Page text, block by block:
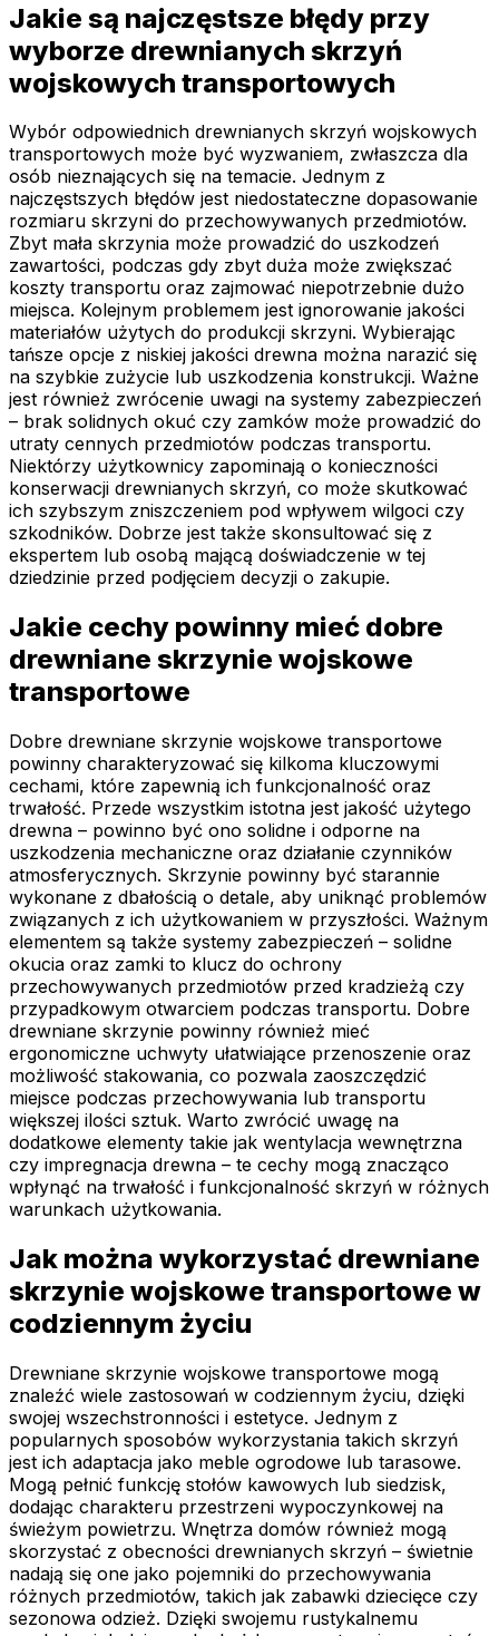
Jakie są najczęstsze błędy przy
wyborze drewnianych skrzyń
wojskowych transportowych
Wybór odpowiednich drewnianych skrzyń wojskowych
transportowych może być wyzwaniem, zwłaszcza dla
osób nieznających się na temacie. Jednym z
najczęstszych błędów jest niedostateczne dopasowanie
rozmiaru skrzyni do przechowywanych przedmiotów.
Zbyt mała skrzynia może prowadzić do uszkodzeń
zawartości, podczas gdy zbyt duża może zwiększać
koszty transportu oraz zajmować niepotrzebnie dużo
miejsca. Kolejnym problemem jest ignorowanie jakości
materiałów użytych do produkcji skrzyni. Wybierając
tańsze opcje z niskiej jakości drewna można narazić się
na szybkie zużycie lub uszkodzenia konstrukcji. Ważne
jest również zwrócenie uwagi na systemy zabezpieczeń
– brak solidnych okuć czy zamków może prowadzić do
utraty cennych przedmiotów podczas transportu.
Niektórzy użytkownicy zapominają o konieczności
konserwacji drewnianych skrzyń, co może skutkować
ich szybszym zniszczeniem pod wpływem wilgoci czy
szkodników. Dobrze jest także skonsultować się z
ekspertem lub osobą mającą doświadczenie w tej
dziedzinie przed podjęciem decyzji o zakupie.
Jakie cechy powinny mieć dobre
drewniane skrzynie wojskowe
transportowe
Dobre drewniane skrzynie wojskowe transportowe
powinny charakteryzować się kilkoma kluczowymi
cechami, które zapewnią ich funkcjonalność oraz
trwałość. Przede wszystkim istotna jest jakość użytego
drewna – powinno być ono solidne i odporne na
uszkodzenia mechaniczne oraz działanie czynników
atmosferycznych. Skrzynie powinny być starannie
wykonane z dbałością o detale, aby uniknąć problemów
związanych z ich użytkowaniem w przyszłości. Ważnym
elementem są także systemy zabezpieczeń – solidne
okucia oraz zamki to klucz do ochrony
przechowywanych przedmiotów przed kradzieżą czy
przypadkowym otwarciem podczas transportu. Dobre
drewniane skrzynie powinny również mieć
ergonomiczne uchwyty ułatwiające przenoszenie oraz
możliwość stakowania, co pozwala zaoszczędzić
miejsce podczas przechowywania lub transportu
większej ilości sztuk. Warto zwrócić uwagę na
dodatkowe elementy takie jak wentylacja wewnętrzna
czy impregnacja drewna – te cechy mogą znacząco
wpłynąć na trwałość i funkcjonalność skrzyń w różnych
warunkach użytkowania.
Jak można wykorzystać drewniane
skrzynie wojskowe transportowe w
codziennym życiu
Drewniane skrzynie wojskowe transportowe mogą
znaleźć wiele zastosowań w codziennym życiu, dzięki
swojej wszechstronności i estetyce. Jednym z
popularnych sposobów wykorzystania takich skrzyń
jest ich adaptacja jako meble ogrodowe lub tarasowe.
Mogą pełnić funkcję stołów kawowych lub siedzisk,
dodając charakteru przestrzeni wypoczynkowej na
świeżym powietrzu. Wnętrza domów również mogą
skorzystać z obecności drewnianych skrzyń – świetnie
nadają się one jako pojemniki do przechowywania
różnych przedmiotów, takich jak zabawki dziecięce czy
sezonowa odzież. Dzięki swojemu rustykalnemu